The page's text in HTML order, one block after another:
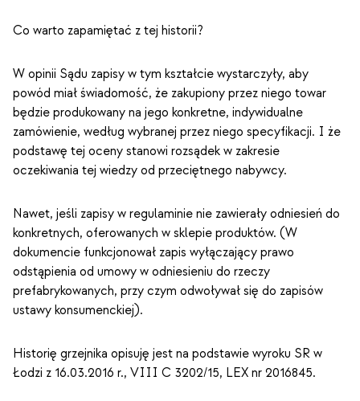
Co warto zapamiętać z tej historii?
W opinii Sądu zapisy w tym kształcie wystarczyły, aby
powód miał świadomość, że zakupiony przez niego towar
będzie produkowany na jego konkretne, indywidualne
zamówienie, według wybranej przez niego specyfikacji. I że
podstawę tej oceny stanowi rozsądek w zakresie
oczekiwania tej wiedzy od przeciętnego nabywcy.
Nawet, jeśli zapisy w regulaminie nie zawierały odniesień do
konkretnych, oferowanych w sklepie produktów. (W
dokumencie funkcjonował zapis wyłączający prawo
odstąpienia od umowy w odniesieniu do rzeczy
prefabrykowanych, przy czym odwoływał się do zapisów
ustawy konsumenckiej).
Historię grzejnika opisuję jest na podstawie wyroku SR w
Łodzi z 16.03.2016 r., VIII C 3202/15, LEX nr 2016845.